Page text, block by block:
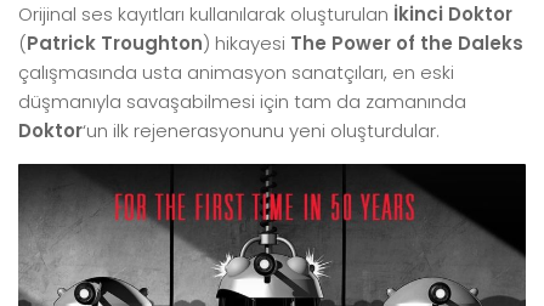
Orijinal ses kayıtları kullanılarak oluşturulan İkinci Doktor
(Patrick Troughton) hikayesi The Power of the Daleks
çalışmasında usta animasyon sanatçıları, en eski
düşmanıyla savaşabilmesi için tam da zamanında
Doktor‘un ilk rejenerasyonunu yeni oluşturdular.